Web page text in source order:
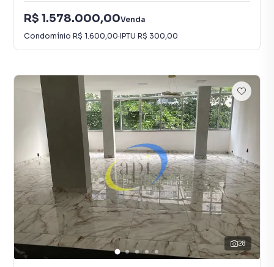
R$ 1.578.000,00Venda
Condomínio R$ 1.600,00·IPTU R$ 300,00
28